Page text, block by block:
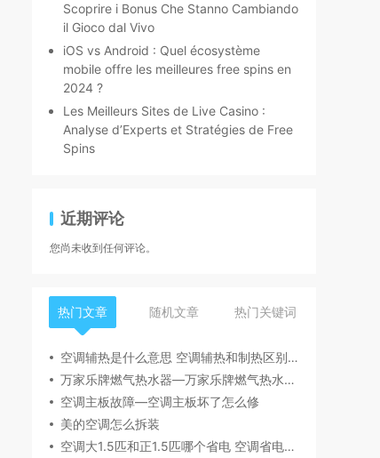
Scoprire i Bonus Che Stanno Cambiando
il Gioco dal Vivo
iOS vs Android : Quel écosystème
mobile offre les meilleures free spins en
2024 ?
Les Meilleurs Sites de Live Casino :
Analyse d’Experts et Stratégies de Free
Spins
近期评论
您尚未收到任何评论。
热门文章 随机文章 热门关键词
空调辅热是什么意思 空调辅热和制热区别介绍
万家乐牌燃气热水器—万家乐牌燃气热水器的介绍及使用技巧
空调主板故障—空调主板坏了怎么修
美的空调怎么拆装
空调大1.5匹和正1.5匹哪个省电 空调省电方法